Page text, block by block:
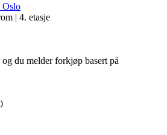
Oslo
| 4. etasje
du melder forkjøp basert på